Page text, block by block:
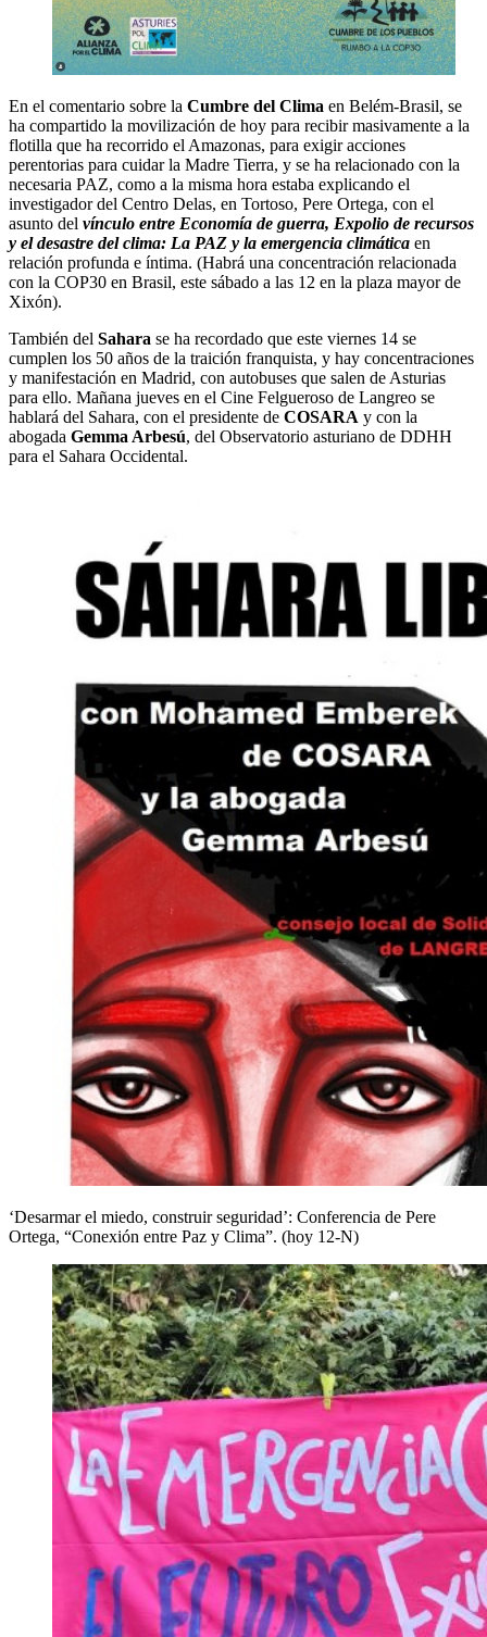
En el comentario sobre la Cumbre del Clima en Belém-Brasil, se
ha compartido la movilización de hoy para recibir masivamente a la
flotilla que ha recorrido el Amazonas, para exigir acciones
perentorias para cuidar la Madre Tierra, y se ha relacionado con la
necesaria PAZ, como a la misma hora estaba explicando el
investigador del Centro Delas, en Tortoso, Pere Ortega, con el
asunto del vínculo entre Economía de guerra, Expolio de recursos
y el desastre del clima: La PAZ y la emergencia climática en
relación profunda e íntima. (Habrá una concentración relacionada
con la COP30 en Brasil, este sábado a las 12 en la plaza mayor de
Xixón).
También del Sahara se ha recordado que este viernes 14 se
cumplen los 50 años de la traición franquista, y hay concentraciones
y manifestación en Madrid, con autobuses que salen de Asturias
para ello. Mañana jueves en el Cine Felgueroso de Langreo se
hablará del Sahara, con el presidente de COSARA y con la
abogada Gemma Arbesú, del Observatorio asturiano de DDHH
para el Sahara Occidental.
‘Desarmar el miedo, construir seguridad’: Conferencia de Pere
Ortega, “Conexión entre Paz y Clima”. (hoy 12-N)